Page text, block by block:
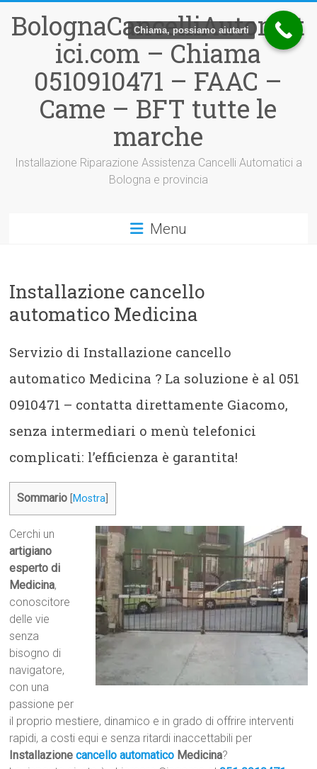
contenuto
BolognaCancelliAutomat
ici.com – Chiama
0510910471 – FAAC –
Came – BFT tutte le
marche
Installazione Riparazione Assistenza Cancelli Automatici a
Bologna e provincia
Menu
Installazione cancello
automatico Medicina
Servizio di Installazione cancello
automatico Medicina ? La soluzione è al 051
0910471 – contatta direttamente Giacomo,
senza intermediari o menù telefonici
complicati: l’efficienza è garantita!
Sommario Mostra
Cerchi un
artigiano
esperto di
Medicina,
conoscitore
delle vie
senza
bisogno di
navigatore,
con una
passione per
il proprio mestiere, dinamico e in grado di offrire interventi
rapidi, a costi equi e senza ritardi inaccettabili per
Installazionecancello automatico Medicina?
Chiama, possiamo aiutarti